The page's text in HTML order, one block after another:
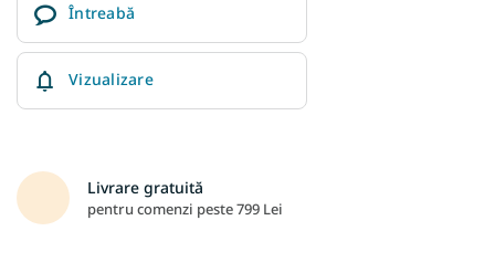
Întreabă
Vizualizare
Livrare gratuită
pentru comenzi peste 799 Lei